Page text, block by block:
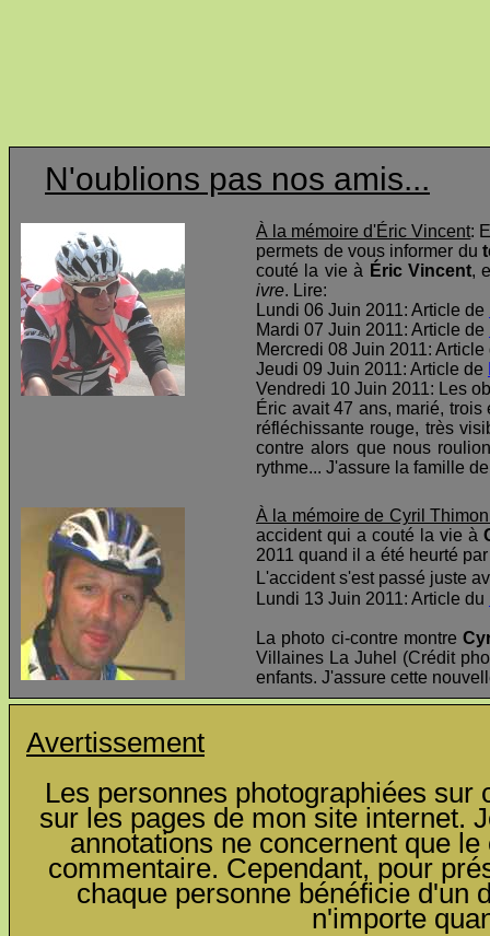
N'oublions pas nos amis...
À la mémoire d'Éric Vincent:
permets de vous informer du
couté la vie à Éric Vincent,
ivre. Lire:
Lundi 06 Juin 2011: Article de
Mardi 07 Juin 2011: Article de
Mercredi 08 Juin 2011:
Jeudi 09 Juin 2011: Article de
Vendredi 10 Juin 2011: Les
Éric avait 47 ans, marié,
réfléchissante rouge, très
contre alors que nous
rythme... J'assure la famille
À la mémoire de Cyril
accident qui a couté la vie à
2011 quand il a été heurté
L'accident s'est passé juste
Lundi 13 Juin 2011: Article du
La photo ci-contre montre
Villaines La Juhel (Crédit
enfants. J'assure cette
Avertissement
Les personnes photographiées
sur les pages de mon site internet.
annotations ne concernent que
commentaire. Cependant, pour
chaque personne bénéficie d'un
n'importe